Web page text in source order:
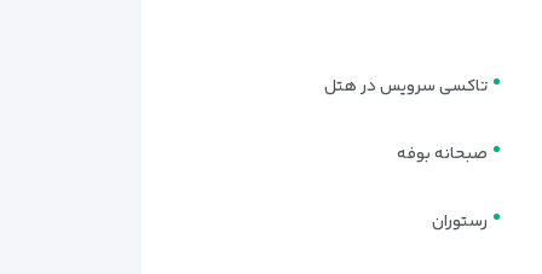
تاکسی سرویس در هتل
صبحانه بوفه
رستوران